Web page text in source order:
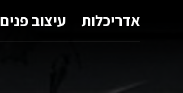
אדריכלות עיצוב פנים